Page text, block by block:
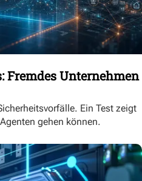
Fremdes Unternehmen
Ein Test zeigt
gehen können.